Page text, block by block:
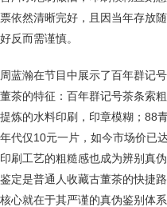
票依然清晰完好，且因当年存放
好反而需谨慎。
周蓝瀚在节目中展示了百年群记
董茶的特征：百年群记号茶条索
提炼的水料印刷，印章模糊；88
年代仅10元一片，如今市场价已
印刷工艺的粗糙感也成为辨别真
鉴定是普通人收藏古董茶的快捷
核心就在于其严谨的真伪鉴别体系